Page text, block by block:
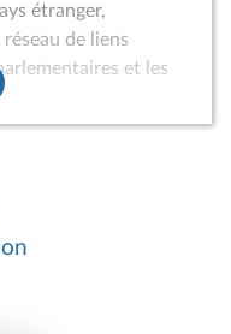
étranger,
de liens
et les
économique,
pays concerné.
auditions,
recevoir